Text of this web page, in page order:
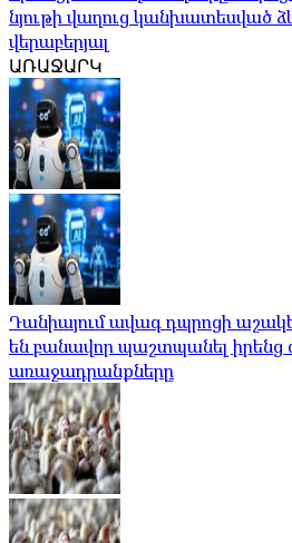
նյութի վաղուց կանխատեսված
վերաբերյալ
ԱՌԱՋԱՐԿ
Դանիայում ավագ դպրոցի
են բանավոր պաշտպանել իրենց
առաջադրանքները